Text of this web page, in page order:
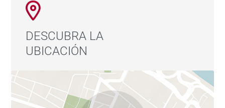
DESCUBRA LA
UBICACIÓN